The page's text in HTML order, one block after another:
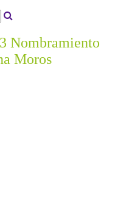
Nombramiento
Moros